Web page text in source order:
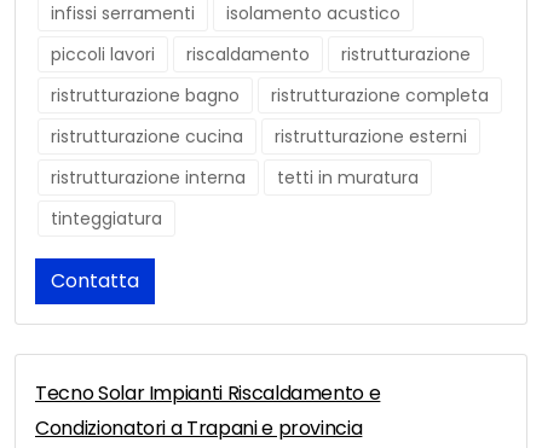
infissi serramenti
isolamento acustico
piccoli lavori
riscaldamento
ristrutturazione
ristrutturazione bagno
ristrutturazione completa
ristrutturazione cucina
ristrutturazione esterni
ristrutturazione interna
tetti in muratura
tinteggiatura
Contatta
Tecno Solar Impianti Riscaldamento e
Condizionatori a Trapani e provincia